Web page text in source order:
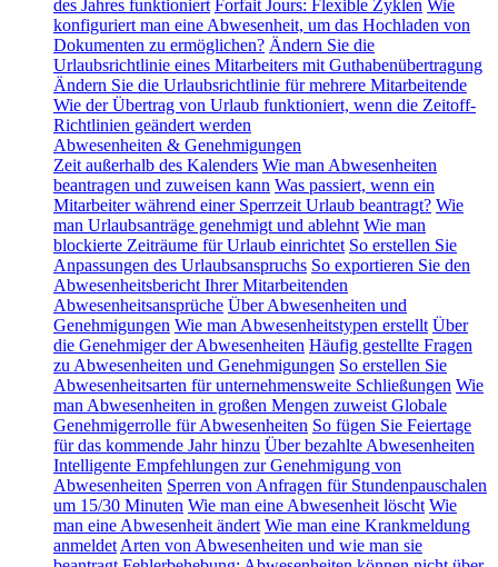
des Jahres funktioniert Forfait Jours: Flexible Zyklen Wie
konfiguriert man eine Abwesenheit, um das Hochladen von
Dokumenten zu ermöglichen? Ändern Sie die
Urlaubsrichtlinie eines Mitarbeiters mit Guthabenübertragung
Ändern Sie die Urlaubsrichtlinie für mehrere Mitarbeitende
Wie der Übertrag von Urlaub funktioniert, wenn die Zeitoff-
Richtlinien geändert werden
Abwesenheiten & Genehmigungen
Zeit außerhalb des Kalenders Wie man Abwesenheiten
beantragen und zuweisen kann Was passiert, wenn ein
Mitarbeiter während einer Sperrzeit Urlaub beantragt? Wie
man Urlaubsanträge genehmigt und ablehnt Wie man
blockierte Zeiträume für Urlaub einrichtet So erstellen Sie
Anpassungen des Urlaubsanspruchs So exportieren Sie den
Abwesenheitsbericht Ihrer Mitarbeitenden
Abwesenheitsansprüche Über Abwesenheiten und
Genehmigungen Wie man Abwesenheitstypen erstellt Über
die Genehmiger der Abwesenheiten Häufig gestellte Fragen
zu Abwesenheiten und Genehmigungen So erstellen Sie
Abwesenheitsarten für unternehmensweite Schließungen Wie
man Abwesenheiten in großen Mengen zuweist Globale
Genehmigerrolle für Abwesenheiten So fügen Sie Feiertage
für das kommende Jahr hinzu Über bezahlte Abwesenheiten
Intelligente Empfehlungen zur Genehmigung von
Abwesenheiten Sperren von Anfragen für Stundenpauschalen
um 15/30 Minuten Wie man eine Abwesenheit löscht Wie
man eine Abwesenheit ändert Wie man eine Krankmeldung
anmeldet Arten von Abwesenheiten und wie man sie